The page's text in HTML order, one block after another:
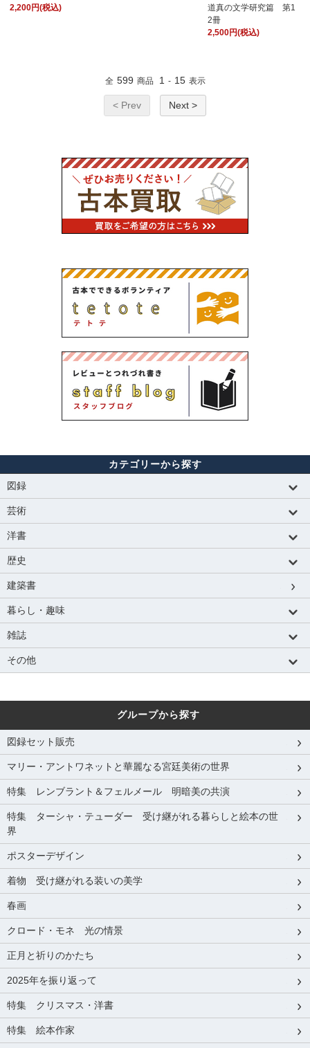
2,200円(税込)
道真の文学研究篇 第1
2冊
2,500円(税込)
全 599 商品 1 - 15 表示
< Prev Next >
カテゴリーから探す
図録
芸術
洋書
歴史
建築書
暮らし・趣味
雑誌
その他
グループから探す
図録セット販売
マリー・アントワネットと華麗なる宮廷美術の世界
特集 レンブラント＆フェルメール 明暗美の共演
特集 ターシャ・テューダー 受け継がれる暮らしと絵本の世
界
ポスターデザイン
着物 受け継がれる装いの美学
春画
クロード・モネ 光の情景
正月と祈りのかたち
2025年を振り返って
特集 クリスマス・洋書
特集 絵本作家